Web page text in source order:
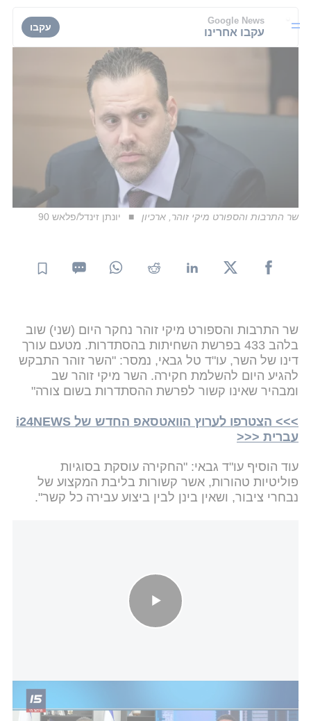
Google News
עקבו אחרינו עקבו
שר התרבות והספורט מיקי זוהר, ארכיון יונתן זינדל/פלאש 90
שר התרבות והספורט מיקי זוהר נחקר היום (שני) שוב
בלהב 433 בפרשת השחיתות בהסתדרות. מטעם עורך
דינו של השר, עו"ד טל גבאי, נמסר: "השר זוהר התבקש
להגיע היום להשלמת חקירה. השר מיקי זוהר שב
ומבהיר שאינו קשור לפרשת ההסתדרות בשום צורה"
>>> הצטרפו לערוץ הוואטסאפ החדש של i24NEWS
עברית <<<
עוד הוסיף עו"ד גבאי: "החקירה עוסקת בסוגיות
פוליטיות טהורות, אשר קשורות בליבת המקצוע של
נבחרי ציבור, ושאין בינן לבין ביצוע עבירה כל קשר".
השר מיקי זוהר: "המושב הקרוב הוא יהיה הזמן הנכון להכריע מתי